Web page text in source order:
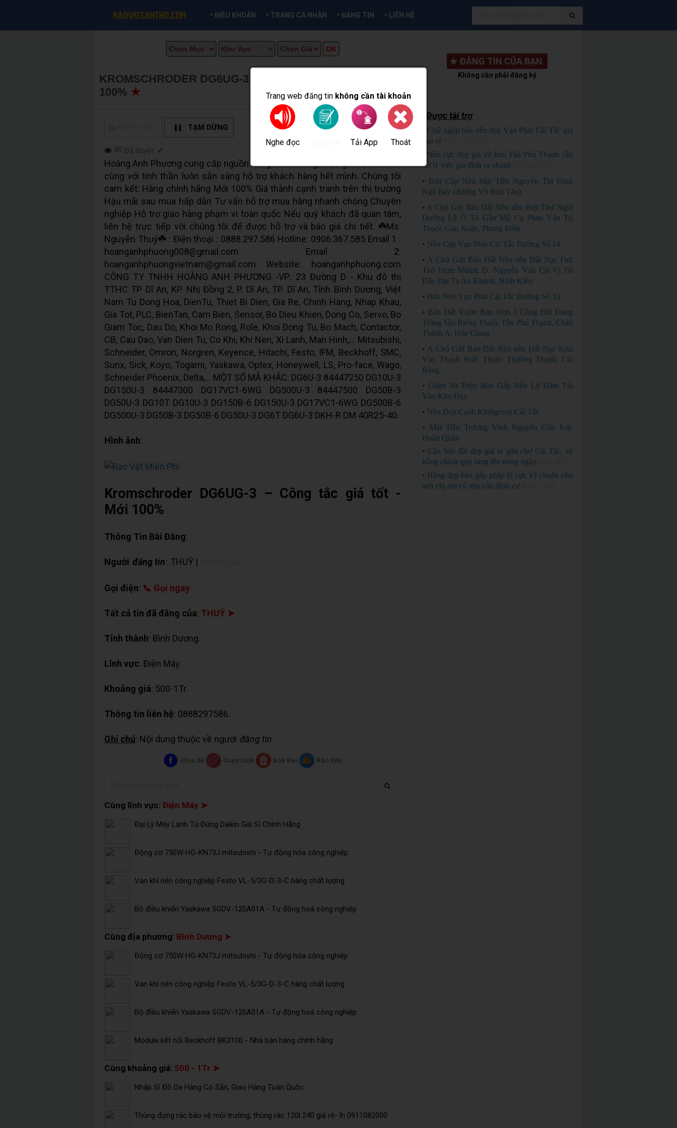
Trang web đăng tin không cần tài khoản
Nghe đọc Tải App Thoát
• ĐIỀU KHOẢN • TRANG CÁ NHÂN • ĐĂNG TIN • LIÊN HỆ
KROMSCHRODER DG6UG-3 – CÔNG TẮC GIÁ TỐT - MỚI
100% ★ MUA BÁN TẠI CẦN THƠ INFO
▷ TẠM DỪNG
✉ Đã duyệt: ✓
Hoàng Anh Phương cung cấp nguồn hàng chính hãng, mức giá ưu đãi nhất
cùng với tinh thần luôn sẵn sàng hỗ trợ khách hàng hết mình. Chúng tôi
cam kết: Hàng chính hãng Mới 100% Giá thành cạnh tranh trên thị trường
Hậu mãi sau mua hấp dẫn Tư vấn hỗ trợ mua hàng nhanh chóng Chuyên
nghiệp Hỗ trợ giao hàng phạm vi toàn quốc Nếu quý khách đã quan tâm,
liên hệ trực tiếp với chúng tôi để được hỗ trợ và báo giá chi tiết. ☘️Ms.
Nguyễn Thuý☘️ : Điện thoại : 0888.297.586 Hotline: 0906.367.585 Email 1 :
hoanganhphuong008@gmail.com Email 2:
hoanganhphuongvietnam@gmail.com Website: hoanganhphuong.com
CÔNG TY TNHH HOÀNG ANH PHƯƠNG -VP: 23 Đường D - Khu đô thị
TTHC TP Dĩ An, KP. Nhị Đồng 2, P. Dĩ An, TP. Dĩ An, Tỉnh Bình Dương, Việt
Nam Tu Dong Hoa, DienTu, Thiet Bi Dien, Gia Re, Chinh Hang, Nhap Khau,
Gia Tot, PLC, BienTan, Cam Bien, Sensor, Bo Dieu Khien, Dong Co, Servo, Bo
Giam Toc, Dau Do, Khoi Mo Rong, Role, Khoi Dong Tu, Bo Mach, Contactor,
CB, Cau Dao, Van Dien Tu, Co Khi, Khi Nen, Xi Lanh, Man Hinh,... Mitsubishi,
Schneider, Omron, Norgren, Keyence, Hitachi, Festo, IFM, Beckhoff, SMC,
Sunx, Sick, Koyo, Togami, Yaskawa, Optex, Honeywell, LS, Pro-face, Wago,
Schneider Phoenix, Delta,... MỘT SỐ MÃ KHÁC: DG6U-3 84447250 DG10U-3
DG150U-3 84447300 DG17VC1-6WG DG500U-3 84447500 DG50B-3
DG50U-3 DG10T DG10U-3 DG150B-6 DG150U-3 DG17VC1-6WG DG500B-6
DG500U-3 DG50B-3 DG50B-6 DG50U-3 DG6T DG6U-3 DKH-R DM 40R25-40.
Hình ảnh:
Kromschroder DG6UG-3 – Công tắc giá tốt -
Mới 100%
Thông Tin Bài Đăng:
Người đăng tin: THUÝ |
Gọi điện: 📞 Gọi ngay
Tất cả tin đã đăng của: THUÝ ➤
Tỉnh thành: Bình Dương.
Lĩnh vực: Điện Máy.
Khoảng giá: 500-1Tr.
Thông tin liên hệ: 0888297586.
Ghi chú: Nội dung thuộc về người đăng tin.
Chia Sẻ Copy Link Xóa Bài Báo Xấu
Cùng lĩnh vực: Điện Máy ➤
Đại Lý Máy Lạnh Tủ Đứng Daikin Giá Sỉ Chính Hãng
Động cơ 750W HG-KN73J mitsubishi - Tự động hóa công nghiệp
Van khí nén công nghiệp Festo VL-5/3G-D-3-C hàng chất lượng
Bộ điều khiển Yaskawa SGDV-120A01A - Tự động hoá công nghiệp
Cùng địa phương: Bình Dương ➤
Động cơ 750W HG-KN73J mitsubishi - Tự động hóa công nghiệp
Van khí nén công nghiệp Festo VL-5/3G-D-3-C hàng chất lượng
Bộ điều khiển Yaskawa SGDV-120A01A - Tự động hoá công nghiệp
Module kết nối Beckhoff BK3100 - Nhà bán hàng chính hãng
Cùng khoảng giá: 500 - 1Tr ➤
Nhập Sỉ Đồ Da Hàng Có Sẵn, Giao Hàng Toàn Quốc
Thùng đựng rác bảo vệ môi trường, thùng rác 120l 240 giá rẻ- lh 0911082000
★ ĐĂNG TIN CỦA BẠN
Không cần phải đăng ký
Được tài trợ
Chủ ngộp bán nền đẹp Vạn Phát Cái Tắc giá
bao rẻ
Nền cực đẹp giá tốt khu Tân Phú Thạnh cần
xử lý việc gia đình ra nhanh
• Bán Cặp Nền Mặt Tiền Nguyễn Thị Định
Ngã Bảy (đường Vô Bún Tàu)
• A Chủ Gửi Bán Đất Nền nền Biệt Thự Nghĩ
Dưỡng Lộ Ô Tô Gần Mộ Cụ Phan Văn Trị
Thuộc Giai Xuân, Phong Điền
• Nền Cặp Vạn Phát Cái Tắc Đường Số 14
• A Chủ Gửi Bán Đất Nền nền Đất Nạc Full
Thổ Hẻm Nhánh Đ. Nguyễn Văn Cừ Vị Trí
Đắc Địa Tạ An Khánh, Ninh Kiều
• Bán Nèn Vạn Phát Cái Tắc Đường Số 13
• Bán Đất Vườn Bán Hơn 1 Công Đất Đang
Trồng Sầu Riêng Thuộc Tân Phú Thạnh, Châu
Thành A, Hậu Giang
• A Chủ Gửi Bán Đất Nền nền Đất Nạc Khu
Vực Thạnh Huề, Thuộc Thường Thạnh, Cái
Răng
• Giảm 50 Triệu Bán Gấp Nền Lộ Hầm Tài
Vào Kho Đạn
• Nền Đẹp Cạnh Kinhgroup Cái Tắc
• Mặt Tiền Trương Vĩnh Nguyên Gần Kdc
Hoàn Quân
• Cần bán đất đẹp giá rẻ gần chợ Cái Tắc, sổ
hồng chính quy sang tên trong ngày
• Hàng đẹp bán gấp pháp lý cực kỳ chuẩn cho
anh chị em có nhu cầu định cư